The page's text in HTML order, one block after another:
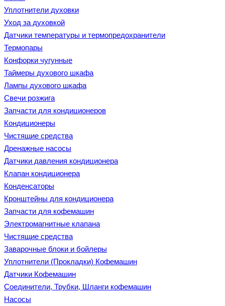
Уплотнители духовки
Уход за духовкой
Датчики температуры и термопредохранители
Термопары
Конфорки чугунные
Таймеры духового шкафа
Лампы духового шкафа
Свечи розжига
Запчасти для кондиционеров
Кондиционеры
Чистящие средства
Дренажные насосы
Датчики давления кондиционера
Клапан кондиционера
Конденсаторы
Кронштейны для кондиционера
Запчасти для кофемашин
Электромагнитные клапана
Чистящие средства
Заварочные блоки и бойлеры
Уплотнители (Прокладки) Кофемашин
Датчики Кофемашин
Соединители, Трубки, Шланги кофемашин
Насосы